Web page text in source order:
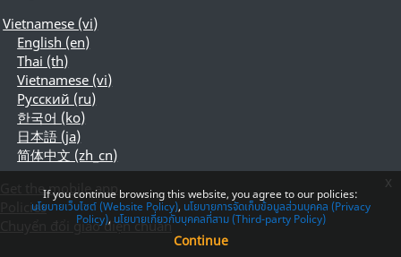
Vietnamese ‎(vi)‎
English ‎(en)‎
Thai ‎(th)‎
Vietnamese ‎(vi)‎
Русский ‎(ru)‎
한국어 ‎(ko)‎
日本語 ‎(ja)‎
简体中文 ‎(zh_cn)‎
Get the mobile app
Policies
Chuyển đổi giao diện chuẩn
If you continue browsing this website, you agree to our policies:
นโยบายเว็บไซต์ (Website Policy) นโยบายการจัดเก็บข้อมูลส่วนบุคคล (Privacy
Policy) นโยบายเกี่ยวกับบุคคลที่สาม (Third-party Policy)
Continue
x